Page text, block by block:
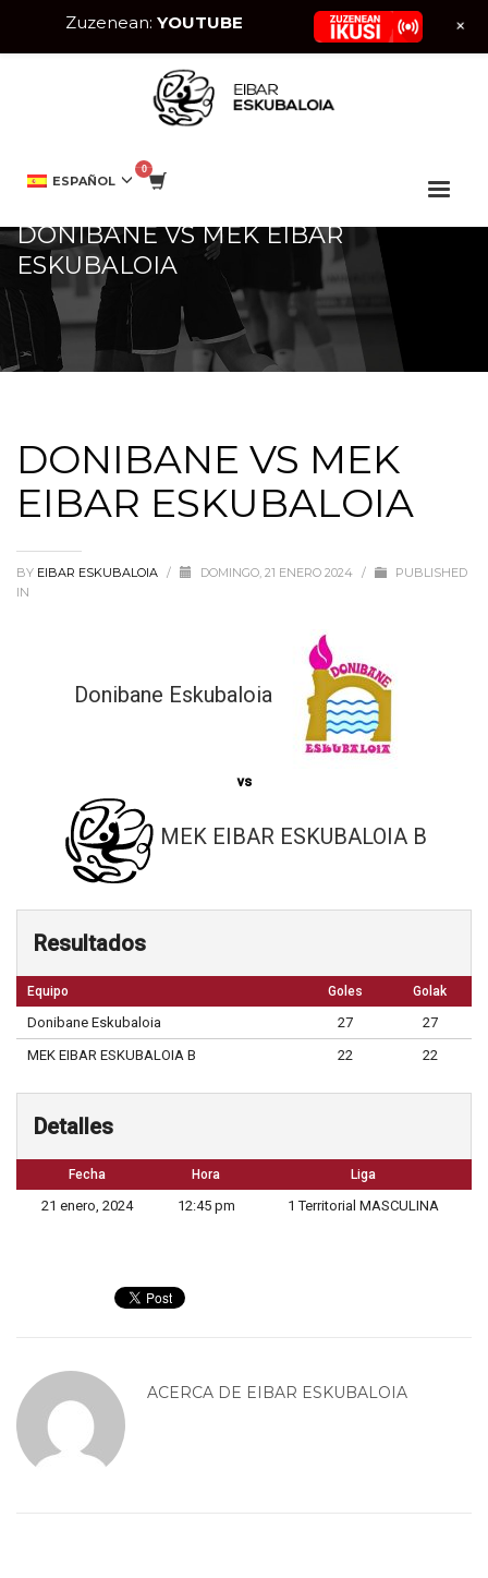
ESPAÑOL
DONIBANE VS MEK EIBAR ESKUBALOIA
DONIBANE VS MEK EIBAR
ESKUBALOIA
DONIBANE VS MEK
EIBAR ESKUBALOIA
BY EIBAR ESKUBALOIA / DOMINGO, 21 ENERO 2024 /
PUBLISHED
IN
Donibane Eskubaloia
vs
MEK EIBAR ESKUBALOIA B
Resultados
Equipo Goles Golak
Donibane Eskubaloia 27
27
MEK EIBAR ESKUBALOIA B
22 22
Detalles
Fecha Hora Liga
21 enero, 2024 12:45 pm 1 Territorial MASCULINA
ACERCA DE EIBAR ESKUBALOIA
Zuzenean: YOUTUBE +